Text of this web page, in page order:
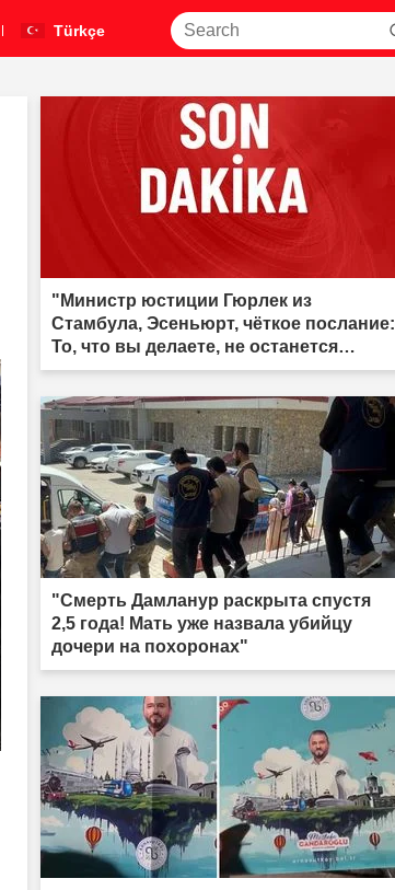
Türkçe
"Министр юстиции Гюрлек из
Стамбула, Эсеньюрт, чёткое послание:
То, что вы делаете, не останется
безнаказанным, мы идём за вами."
"Смерть Дамланур раскрыта спустя
2,5 года! Мать уже назвала убийцу
дочери на похоронах"